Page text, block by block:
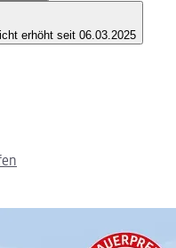
erhöht seit 06.03.2025